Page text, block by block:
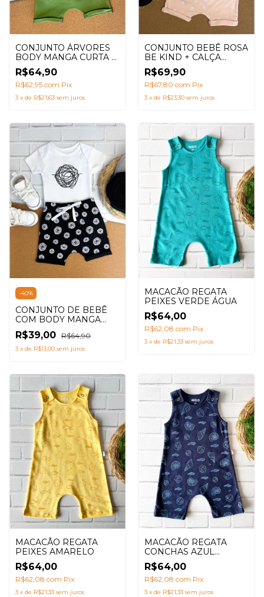
CONJUNTO ÁRVORES
BODY MANGA CURTA +
SHORTS SARUEL
R$64,90
R$62,95 com Pix
3 x de R$21,63 sem juros
CONJUNTO BEBÊ ROSA
BE KIND + CALÇA
SARUEL
R$69,90
R$67,80 com Pix
3 x de R$23,30 sem juros
-40%
CONJUNTO DE BEBÊ
COM BODY MANGA
CURTA + SHORTS
SARUEL ESTAMPA
NINHOS PRETO
R$39,00 R$64,90
3 x de R$13,00 sem juros
MACACÃO REGATA
PEIXES VERDE ÁGUA
R$64,00
R$62,08 com Pix
3 x de R$21,33 sem juros
MACACÃO REGATA
PEIXES AMARELO
R$64,00
R$62,08 com Pix
3 x de R$21,33 sem juros
MACACÃO REGATA
CONCHAS AZUL
MARINHO
R$64,00
R$62,08 com Pix
3 x de R$21,33 sem juros